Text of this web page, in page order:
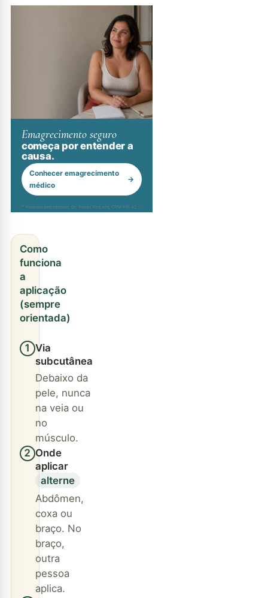
Emagrecimento seguro
começa por entender a
causa.
Conhecer emagrecimento
médico
→
Como
funciona
a
aplicação
(sempre
orientada)
1 Via
subcutânea
Debaixo da
pele, nunca
na veia ou
no
músculo.
2 Onde
aplicar
alterne
Abdômen,
coxa ou
braço. No
braço,
outra
pessoa
aplica.